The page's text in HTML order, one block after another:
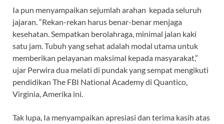
Ia pun menyampaikan sejumlah arahan kepada seluruh
jajaran. “Rekan-rekan harus benar-benar menjaga
kesehatan. Sempatkan berolahraga, minimal jalan kaki
satu jam. Tubuh yang sehat adalah modal utama untuk
memberikan pelayanan maksimal kepada masyarakat,”
ujar Perwira dua melati di pundak yang sempat mengikuti
pendidikan The FBI National Academy di Quantico,
Virginia, Amerika ini.
Tak lupa, Ia menyampaikan apresiasi dan terima kasih atas